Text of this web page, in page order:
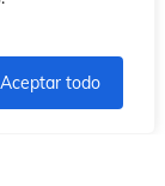
Aceptar todo